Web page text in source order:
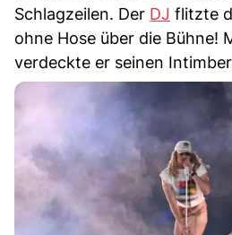
Schlagzeilen. Der DJ flitzte
ohne Hose über die Bühne!
verdeckte er seinen